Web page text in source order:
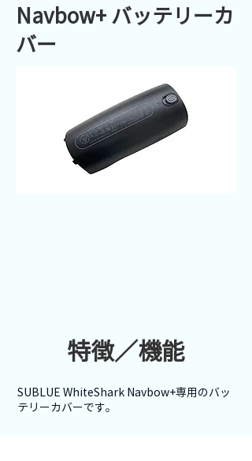
Navbow+ バッテリーカ
バー
特徴／機能
SUBLUE WhiteShark Navbow+専用のバッ
テリーカバーです。